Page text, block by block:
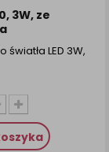
3W, ze
LED 3W,